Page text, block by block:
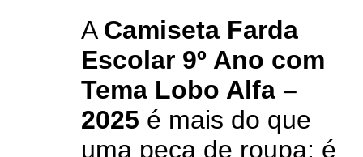
A Camiseta Farda
Escolar 9º Ano com
Tema Lobo Alfa –
2025 é mais do que
uma peça de roupa: é